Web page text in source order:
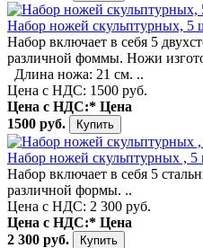
Набор ножей скульптурных, 5
Набор включает в себя 5
различной фоммы. Ножи
Длина ножа: 21 см. ..
Цена с НДС: 1500 руб.
Цена с НДС:* Цена
1500 руб.
Набор ножей скульптурных , 5
Набор включает в себя 5
различной формы. ..
Цена с НДС: 2 300 руб.
Цена с НДС:* Цена
2 300 руб.